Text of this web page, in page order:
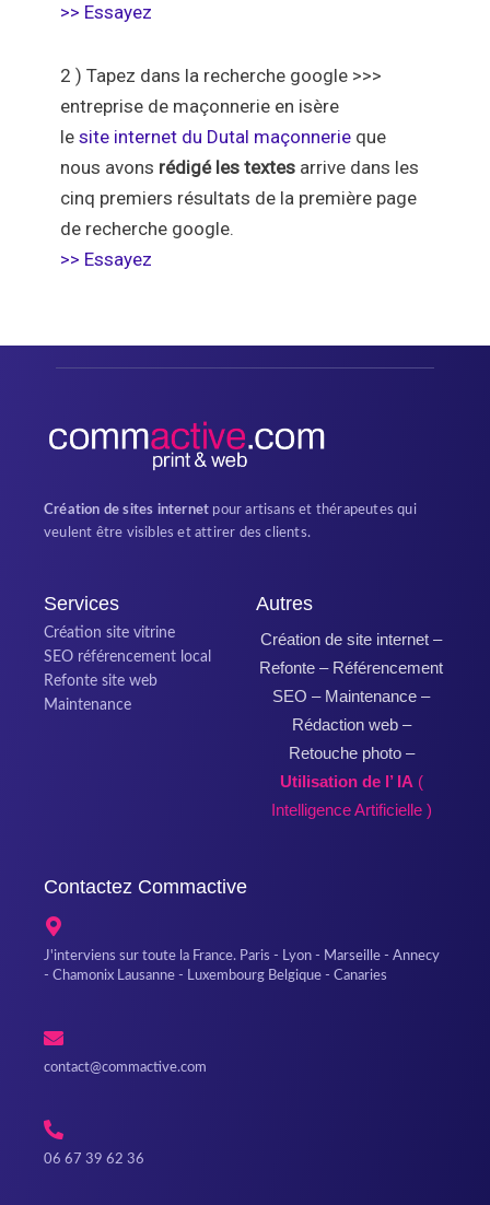
>> Essayez
2 ) Tapez dans la recherche google >>>
entreprise de maçonnerie en isère
le site internet du Dutal maçonnerie que
nous avons rédigé les textes arrive dans les
cinq premiers résultats de la première page
de recherche google.
>> Essayez
Création de sites internet pour artisans et thérapeutes qui
veulent être visibles et attirer des clients.
Services
Création site vitrine
SEO référencement local
Refonte site web
Maintenance
Autres
Création de site internet –
Refonte – Référencement
SEO – Maintenance –
Rédaction web –
Retouche photo –
Utilisation de l’ IA (
Intelligence Artificielle )
Contactez Commactive
J'interviens sur toute la France. Paris - Lyon - Marseille - Annecy
- Chamonix Lausanne - Luxembourg Belgique - Canaries
contact@commactive.com
06 67 39 62 36